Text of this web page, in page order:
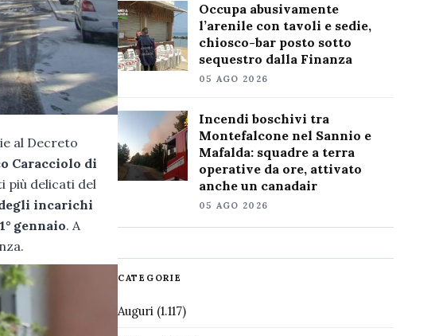
al Decreto
Caracciolo di
più delicati del
incarichi
1° gennaio. A
Occupa abusivamente
l’arenile con tavoli e sedie,
chiosco-bar posto sotto
sequestro dalla Finanza
05 AGO 2026
Incendi boschivi tra
Montefalcone nel Sannio e
Mafalda: squadre a terra
operative da ore, attivato
anche un canadair
05 AGO 2026
CATEGORIE
Auguri(1.117)